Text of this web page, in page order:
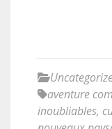
aventure
inoubliables,